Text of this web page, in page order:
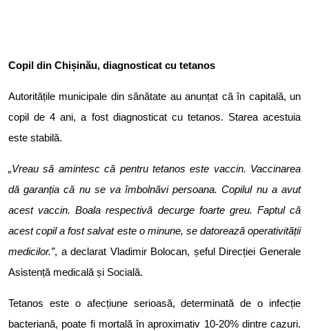
Copil din Chișinău, diagnosticat cu tetanos
Autoritățile municipale din sănătate au anunțat că în capitală, un
copil de 4 ani, a fost diagnosticat cu tetanos. Starea acestuia
este stabilă.
„Vreau să amintesc că pentru tetanos este vaccin. Vaccinarea
dă garanția că nu se va îmbolnăvi persoana. Copilul nu a avut
acest vaccin. Boala respectivă decurge foarte greu. Faptul că
acest copil a fost salvat este o minune, se datorează operativității
medicilor.”, a declarat Vladimir Bolocan, șeful Direcției Generale
Asistență medicală și Socială.
Tetanos este o afecțiune serioasă, determinată de o infecție
bacteriană, poate fi mortală în aproximativ 10-20% dintre cazuri.